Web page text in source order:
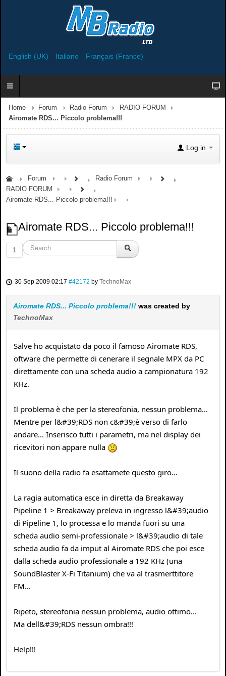
English (UK) Italiano Français (France)
Home Forum Radio Forum
RADIO FORUM
Airomate RDS... Piccolo problema!!!
Log in
Forum
Radio Forum
RADIO FORUM
Airomate RDS... Piccolo problema!!!
Airomate RDS... Piccolo problema!!!
1
30 Sep 2009 02:17 #42172 by TechnoMax
Airomate RDS... Piccolo problema!!! was created by
TechnoMax
Salve ho acquistato da poco il famoso Airomate RDS,
oftware che permette di cenerare il segnale MPX da PC
direttamente con una scheda audio a campionatura 192
KHz.
Il problema è che per la stereofonia, nessun problema...
Mentre per l&#39;RDS non c&#39;è verso di farlo
andare... Inserisco tutti i parametri, ma nel display dei
ricevitori non appare nulla
Il suono della radio fa esattamete questo giro...
La ragia automatica esce in diretta da Breakaway
Pipeline 1 > Breakaway preleva in ingresso l&#39;audio
di Pipeline 1, lo processa e lo manda fuori su una
scheda audio semi-professionale > l&#39;audio di tale
scheda audio fa da imput al Airomate RDS che poi esce
dalla scheda audio professionale a 192 KHz (una
SoundBlaster X-Fi Titanium) che va al trasmerttitore
FM...
Ripeto, stereofonia nessun problema, audio ottimo...
Ma dell&#39;RDS nessun ombra!!!
Help!!!